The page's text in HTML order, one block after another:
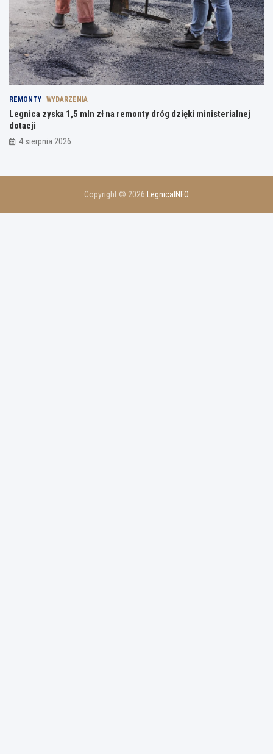
REMONTY WYDARZENIA
Legnica zyska 1,5 mln zł na remonty dróg dzięki ministerialnej
dotacji
4 sierpnia 2026
Copyright © 2026 LegnicaINFO